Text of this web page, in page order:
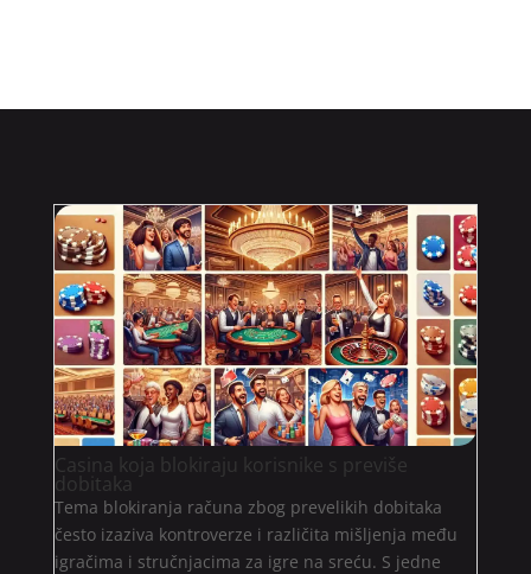
Casina koja blokiraju korisnike s previše
dobitaka
Tema blokiranja računa zbog prevelikih dobitaka
često izaziva kontroverze i različita mišljenja među
igračima i stručnjacima za igre na sreću. S jedne